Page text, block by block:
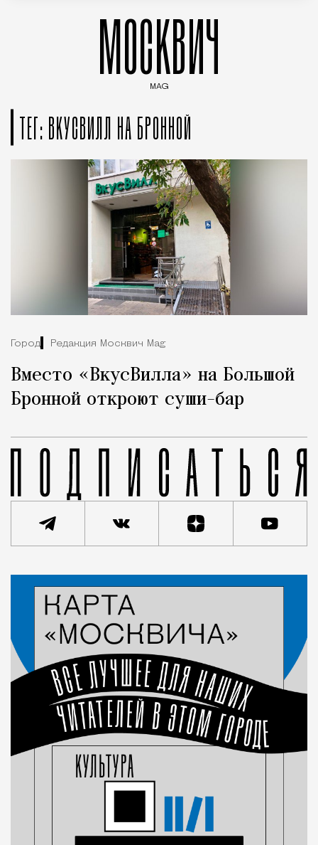
МОСКВИЧ
MAG
ТЕГ: ВКУСВИЛЛ НА БРОННОЙ
Город Редакция Москвич Mag
Вместо «ВкусВилла» на Большой
Бронной откроют суши-бар